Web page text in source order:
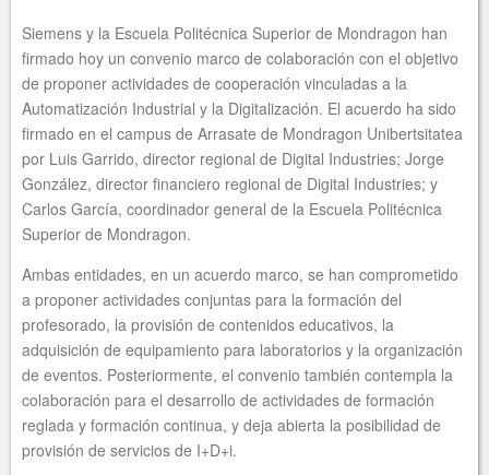
Siemens y la Escuela Politécnica Superior de Mondragon han
firmado hoy un convenio marco de colaboración con el objetivo
de proponer actividades de cooperación vinculadas a la
Automatización Industrial y la Digitalización. El acuerdo ha sido
firmado en el campus de Arrasate de Mondragon Unibertsitatea
por Luis Garrido, director regional de Digital Industries; Jorge
González, director financiero regional de Digital Industries; y
Carlos García, coordinador general de la Escuela Politécnica
Superior de Mondragon.
Ambas entidades, en un acuerdo marco, se han comprometido
a proponer actividades conjuntas para la formación del
profesorado, la provisión de contenidos educativos, la
adquisición de equipamiento para laboratorios y la organización
de eventos. Posteriormente, el convenio también contempla la
colaboración para el desarrollo de actividades de formación
reglada y formación continua, y deja abierta la posibilidad de
provisión de servicios de I+D+i.